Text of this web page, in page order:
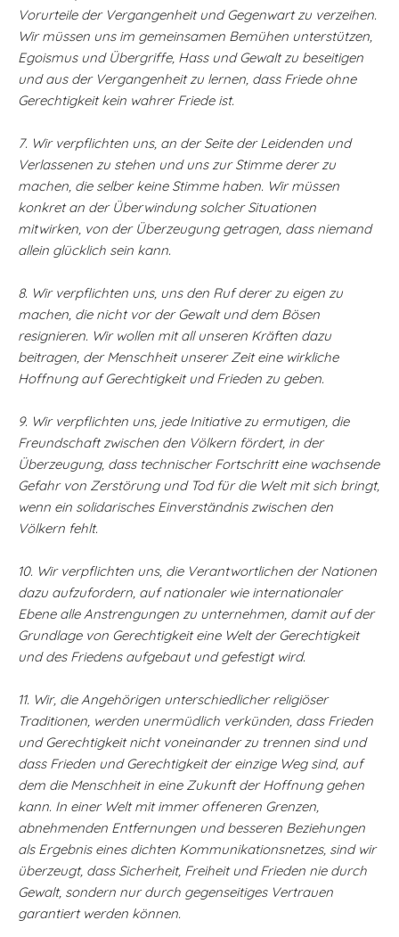
Vorurteile der Vergangenheit und Gegenwart zu verzeihen.
Wir müssen uns im gemeinsamen Bemühen unterstützen,
Egoismus und Übergriffe, Hass und Gewalt zu beseitigen
und aus der Vergangenheit zu lernen, dass Friede ohne
Gerechtigkeit kein wahrer Friede ist.
7. Wir verpflichten uns, an der Seite der Leidenden und
Verlassenen zu stehen und uns zur Stimme derer zu
machen, die selber keine Stimme haben. Wir müssen
konkret an der Überwindung solcher Situationen
mitwirken, von der Überzeugung getragen, dass niemand
allein glücklich sein kann.
8. Wir verpflichten uns, uns den Ruf derer zu eigen zu
machen, die nicht vor der Gewalt und dem Bösen
resignieren. Wir wollen mit all unseren Kräften dazu
beitragen, der Menschheit unserer Zeit eine wirkliche
Hoffnung auf Gerechtigkeit und Frieden zu geben.
9. Wir verpflichten uns, jede Initiative zu ermutigen, die
Freundschaft zwischen den Völkern fördert, in der
Überzeugung, dass technischer Fortschritt eine wachsende
Gefahr von Zerstörung und Tod für die Welt mit sich bringt,
wenn ein solidarisches Einverständnis zwischen den
Völkern fehlt.
10. Wir verpflichten uns, die Verantwortlichen der Nationen
dazu aufzufordern, auf nationaler wie internationaler
Ebene alle Anstrengungen zu unternehmen, damit auf der
Grundlage von Gerechtigkeit eine Welt der Gerechtigkeit
und des Friedens aufgebaut und gefestigt wird.
11. Wir, die Angehörigen unterschiedlicher religiöser
Traditionen, werden unermüdlich verkünden, dass Frieden
und Gerechtigkeit nicht voneinander zu trennen sind und
dass Frieden und Gerechtigkeit der einzige Weg sind, auf
dem die Menschheit in eine Zukunft der Hoffnung gehen
kann. In einer Welt mit immer offeneren Grenzen,
abnehmenden Entfernungen und besseren Beziehungen
als Ergebnis eines dichten Kommunikationsnetzes, sind wir
überzeugt, dass Sicherheit, Freiheit und Frieden nie durch
Gewalt, sondern nur durch gegenseitiges Vertrauen
garantiert werden können.